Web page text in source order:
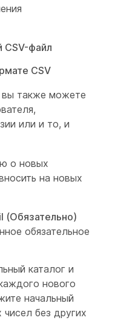
CSV-файл
CSV
вы также можете
или и то, и
о новых
на новых
(Обязательно)
обязательное
каталог и
нового
начальный
без других